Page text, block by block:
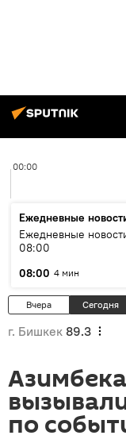
00:00
Ежедневные
Ежедневные
08:00
08:00 4 мин
Вчера Сегодня
г. Бишкек 89.3
по